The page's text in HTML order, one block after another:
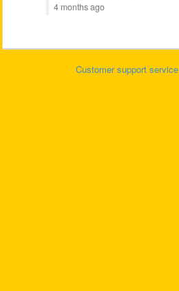
4 months ago
Customer support service